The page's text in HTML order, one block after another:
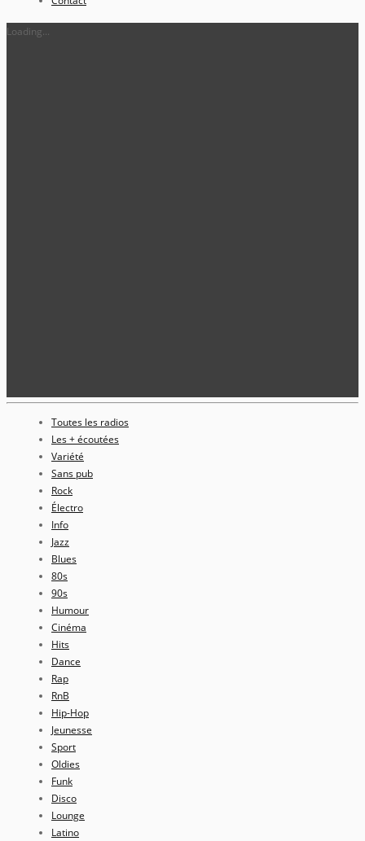
Loading...
Toutes les radios
Les + écoutées
Variété
Sans pub
Rock
Électro
Info
Jazz
Blues
80s
90s
Humour
Cinéma
Hits
Dance
Rap
RnB
Hip-Hop
Jeunesse
Sport
Oldies
Funk
Disco
Lounge
Latino